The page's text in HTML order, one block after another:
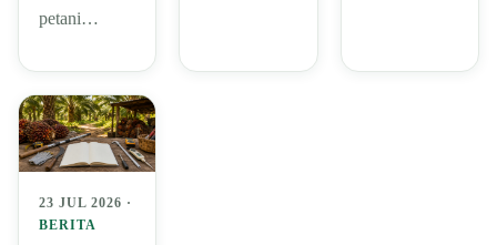
petani…
23 JUL 2026 ·
BERITA